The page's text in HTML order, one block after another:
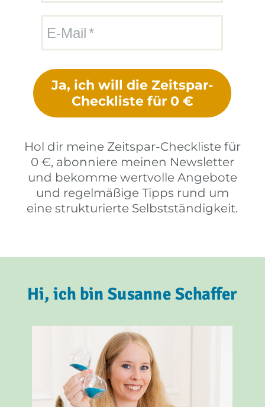
E-Mail
Ja, ich will die Zeitspar-
Checkliste für 0 €
Hol dir meine Zeitspar-Checkliste für
0 €, abonniere meinen Newsletter
und bekomme wertvolle Angebote
und regelmäßige Tipps rund um
eine strukturierte Selbstständigkeit.
Hi, ich bin Susanne Schaffer